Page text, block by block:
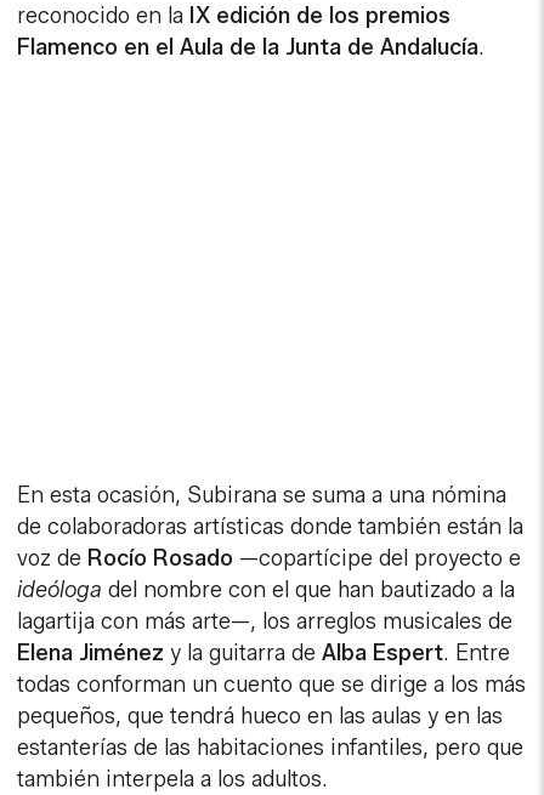
reconocido en la IX edición de los premios
Flamenco en el Aula de la Junta de Andalucía.
En esta ocasión, Subirana se suma a una nómina
de colaboradoras artísticas donde también están la
voz de Rocío Rosado —copartícipe del proyecto e
ideóloga del nombre con el que han bautizado a la
lagartija con más arte—, los arreglos musicales de
Elena Jiménez y la guitarra deAlba Espert. Entre
todas conforman un cuento que se dirige a los más
pequeños, que tendrá hueco en las aulas y en las
estanterías de las habitaciones infantiles, pero que
también interpela a los adultos.